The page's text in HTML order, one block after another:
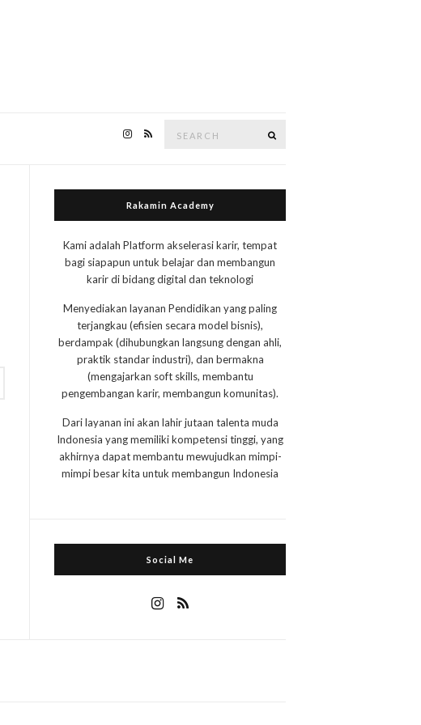
Rakamin Academy
Kami adalah Platform akselerasi karir, tempat
bagi siapapun untuk belajar dan membangun
karir di bidang digital dan teknologi
Menyediakan layanan Pendidikan yang paling
terjangkau (efisien secara model bisnis),
berdampak (dihubungkan langsung dengan ahli,
praktik standar industri), dan bermakna
(mengajarkan soft skills, membantu
pengembangan karir, membangun komunitas).
Dari layanan ini akan lahir jutaan talenta muda
Indonesia yang memiliki kompetensi tinggi, yang
akhirnya dapat membantu mewujudkan mimpi-
mimpi besar kita untuk membangun Indonesia
Social Me